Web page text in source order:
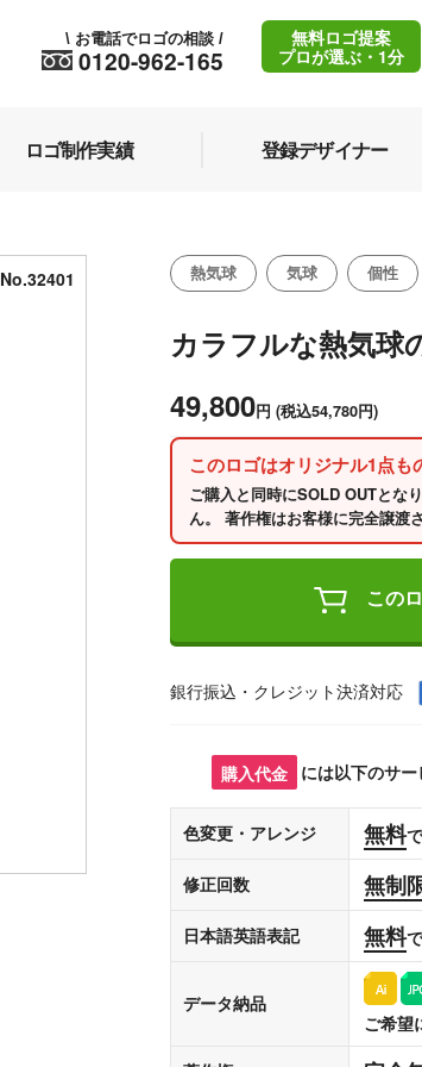
0120-962-165
\ お電話でロゴの相談 /
無料ロゴ提案
プロが選ぶ・1分
ロゴ制作実績 登録デザイナー
No.32401 熱気球 気球 個性
カラフルな熱気球
49,800円 (税込54,780円)
このロゴはオリジナル1点も
ご購入と同時にSOLD OUTとな
ん。 著作権はお客様に完全譲渡
この
銀行振込・クレジット決済対応
購入代金 には以下のサ
色変更・アレンジ 無料
修正回数 無制
日本語英語表記 無料
データ納品
ご希望